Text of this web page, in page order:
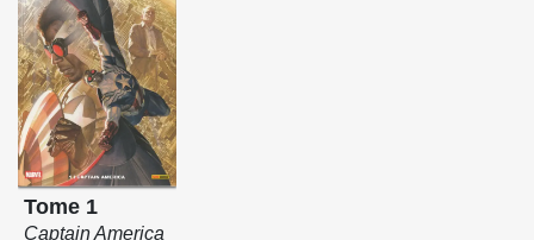
Tome 1
Captain America